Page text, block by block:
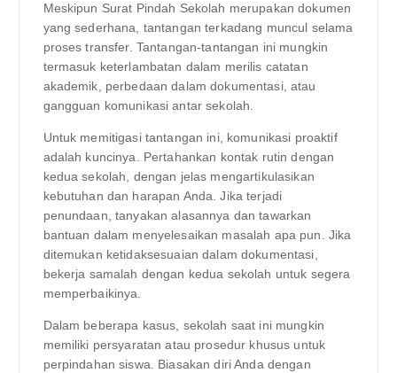
Meskipun Surat Pindah Sekolah merupakan dokumen
yang sederhana, tantangan terkadang muncul selama
proses transfer. Tantangan-tantangan ini mungkin
termasuk keterlambatan dalam merilis catatan
akademik, perbedaan dalam dokumentasi, atau
gangguan komunikasi antar sekolah.
Untuk memitigasi tantangan ini, komunikasi proaktif
adalah kuncinya. Pertahankan kontak rutin dengan
kedua sekolah, dengan jelas mengartikulasikan
kebutuhan dan harapan Anda. Jika terjadi
penundaan, tanyakan alasannya dan tawarkan
bantuan dalam menyelesaikan masalah apa pun. Jika
ditemukan ketidaksesuaian dalam dokumentasi,
bekerja samalah dengan kedua sekolah untuk segera
memperbaikinya.
Dalam beberapa kasus, sekolah saat ini mungkin
memiliki persyaratan atau prosedur khusus untuk
perpindahan siswa. Biasakan diri Anda dengan